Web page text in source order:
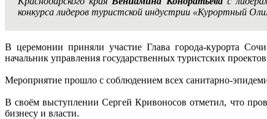
конкурса лидеров туристской индустрии «Курортный
В церемонии приняли участие Глава города-курорта Сочи
начальник управления государственных туристских
Мероприятие прошло с соблюдением всех санитарно-
В своём выступлении Сергей Кривоносов отметил, что
бизнесу и власти.